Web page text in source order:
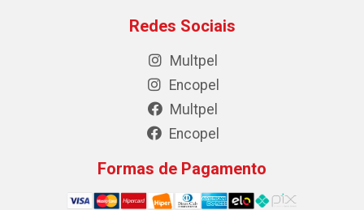
Redes Sociais
Multpel
Encopel
Multpel
Encopel
Formas de Pagamento